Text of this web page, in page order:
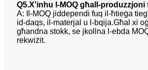
Q5.X'inhu l-MOQ għall-produzzjoni
A: Il-MOQ jiddependi fuq il-ħtieġa
id-daqs, il-materjal u l-bqija.Għal xi
għandna stokk, se jkollna l-ebda
rekwiżit.